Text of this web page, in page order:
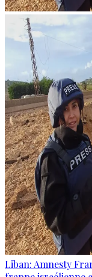
Liban: Amnesty